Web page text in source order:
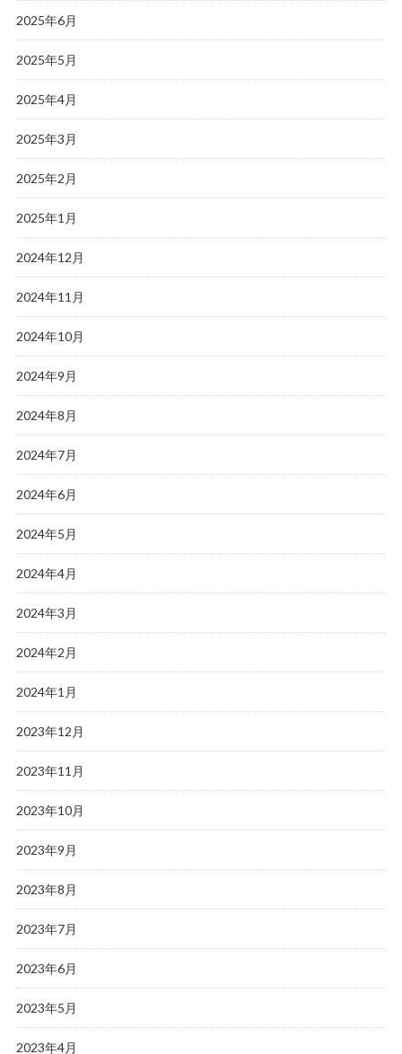
2025年6月
2025年5月
2025年4月
2025年3月
2025年2月
2025年1月
2024年12月
2024年11月
2024年10月
2024年9月
2024年8月
2024年7月
2024年6月
2024年5月
2024年4月
2024年3月
2024年2月
2024年1月
2023年12月
2023年11月
2023年10月
2023年9月
2023年8月
2023年7月
2023年6月
2023年5月
2023年4月